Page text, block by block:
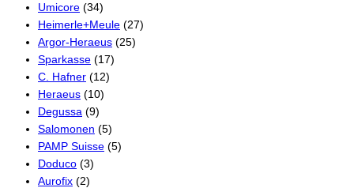
Umicore (34)
Heimerle+Meule (27)
Argor-Heraeus (25)
Sparkasse (17)
C. Hafner (12)
Heraeus (10)
Degussa (9)
Salomonen (5)
PAMP Suisse (5)
Doduco (3)
Aurofix (2)